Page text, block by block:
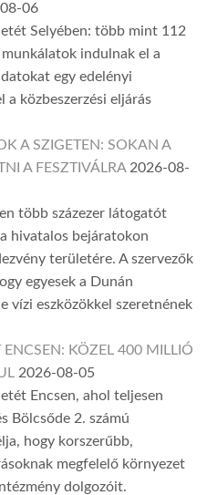
06
Selyében: több mint 112
indulnak el a
egy edelényi
a közbeszerzési eljárás
A SZIGETEN: SOKAN A
A FESZTIVÁLRA 2026-08-
több százezer látogatót
hivatalos bejáratokon
területére. A szervezők
egyesek a Dunán
vízi eszközökkel szeretnének
KÖZEL 400 MILLIÓ
2026-08-05
Encsen, ahol teljesen
Bölcsőde 2. számú
hogy korszerűbb,
megfelelő környezet
dolgozóit.